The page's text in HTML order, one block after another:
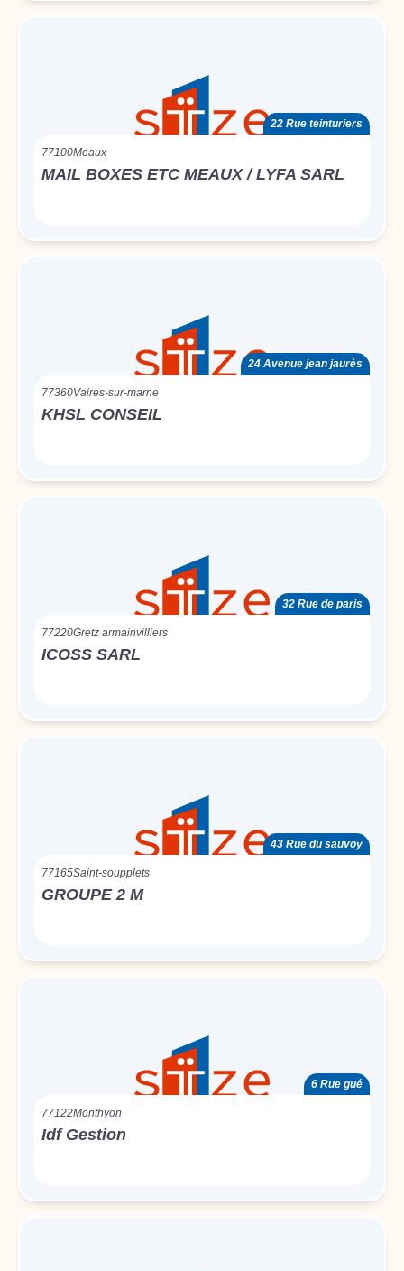
22 Rue teinturiers
77100Meaux
MAIL BOXES ETC MEAUX / LYFA SARL
24 Avenue jean jaurès
77360Vaires-sur-marne
KHSL CONSEIL
32 Rue de paris
77220Gretz armainvilliers
ICOSS SARL
43 Rue du sauvoy
77165Saint-soupplets
GROUPE 2 M
6 Rue gué
77122Monthyon
Idf Gestion